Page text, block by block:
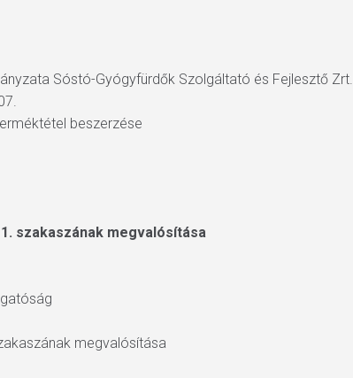
Sóstó-Gyógyfürdők Szolgáltató és Fejlesztő Zrt.
beszerzése
szakaszának megvalósítása
megvalósítása